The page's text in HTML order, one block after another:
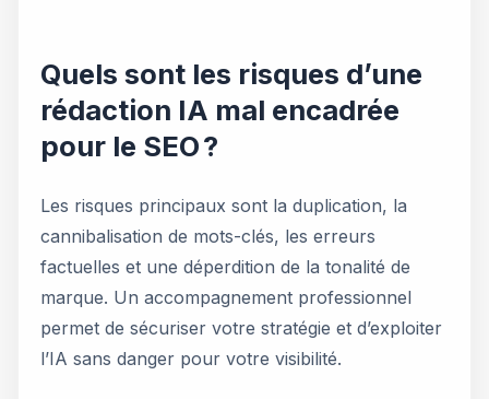
Quels sont les risques d’une
rédaction IA mal encadrée
pour le SEO ?
Les risques principaux sont la duplication, la
cannibalisation de mots-clés, les erreurs
factuelles et une déperdition de la tonalité de
marque. Un accompagnement professionnel
permet de sécuriser votre stratégie et d’exploiter
l’IA sans danger pour votre visibilité.